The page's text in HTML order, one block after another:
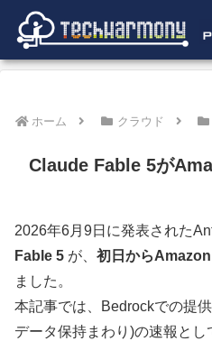
ホーム クラウド
Claude Fable 5が
2026年6月9日に発表された
Fable 5 が、 初日から
ました。
本記事では、Bedrockでの提
データ保持まわり)の速報と